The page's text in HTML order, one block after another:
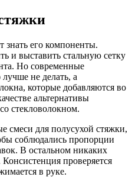
знать его компоненты.
и выставить стальную сетку
Но современные
лучше не делать, а
которые добавляются во
альтернативы
стекловолокном.
смеси для полусухой стяжки,
соблюдались пропорции
В остальном никаких
проверяется
в руке.